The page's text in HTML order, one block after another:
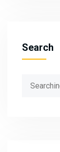
Search